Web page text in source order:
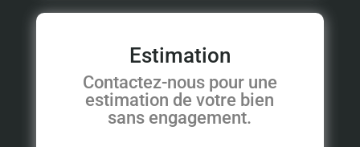
Estimation
Contactez-nous pour une
estimation de votre bien
sans engagement.